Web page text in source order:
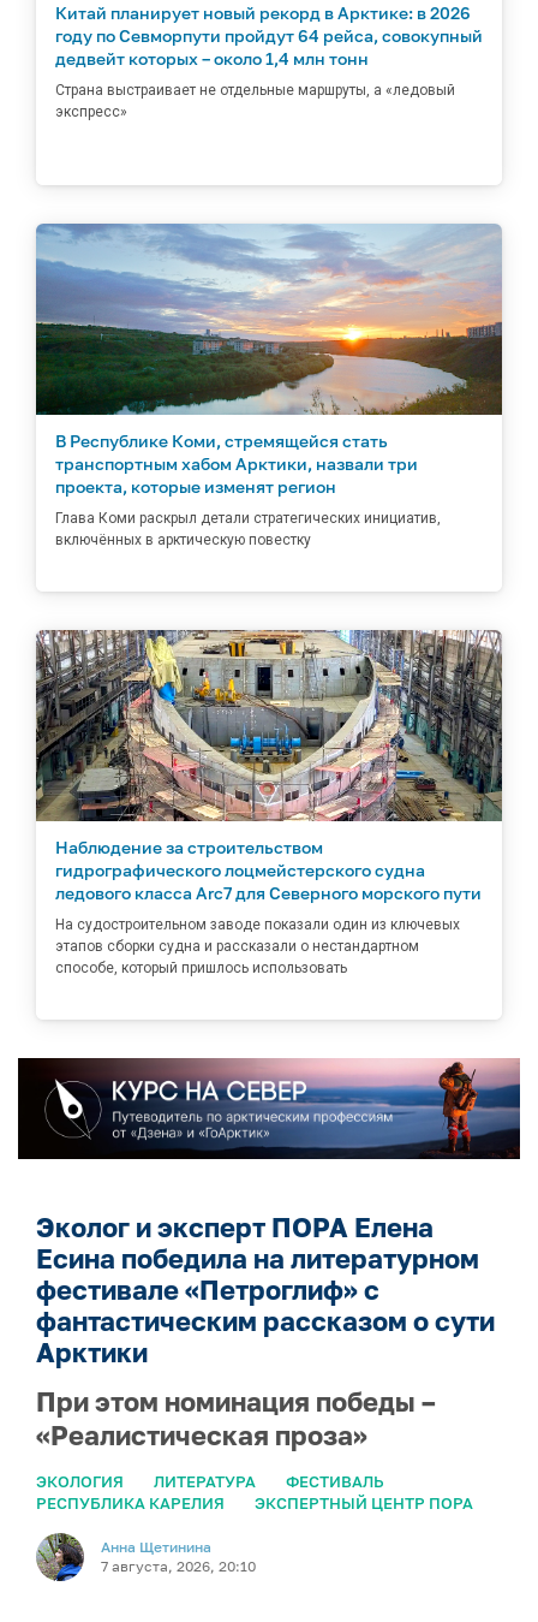
Китай планирует новый рекорд в Арктике: в 2026
году по Севморпути пройдут 64 рейса, совокупный
дедвейт которых – около 1,4 млн тонн
Страна выстраивает не отдельные маршруты, а «ледовый
экспресс»
В Республике Коми, стремящейся стать
транспортным хабом Арктики, назвали три
проекта, которые изменят регион
Глава Коми раскрыл детали стратегических инициатив,
включённых в арктическую повестку
Наблюдение за строительством
гидрографического лоцмейстерского судна
ледового класса Arc7 для Северного морского пути
На судостроительном заводе показали один из ключевых
этапов сборки судна и рассказали о нестандартном
способе, который пришлось использовать
Эколог и эксперт ПОРА Елена
Есина победила на литературном
фестивале «Петроглиф» с
фантастическим рассказом о сути
Арктики
При этом номинация победы –
«Реалистическая проза»
ЭКОЛОГИЯ ЛИТЕРАТУРА
ФЕСТИВАЛЬ
РЕСПУБЛИКА КАРЕЛИЯ
ЭКСПЕРТНЫЙ ЦЕНТР ПОРА
Анна Щетинина
7 августа, 2026, 20:10